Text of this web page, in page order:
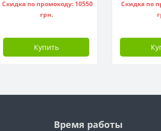
Скидка по промокоду: 10550
грн.
Купить
Скидка по
Время работы